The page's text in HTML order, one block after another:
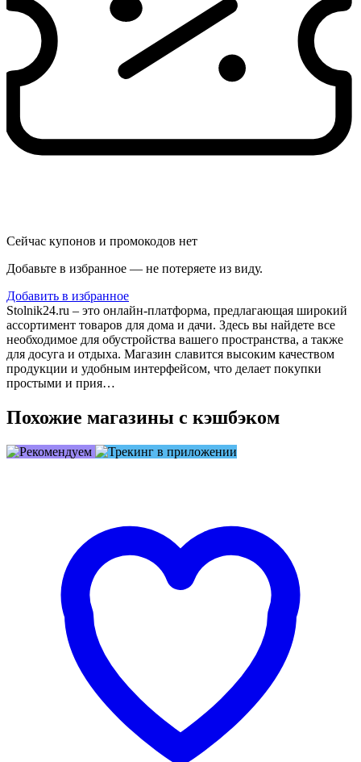
Сейчас купонов и промокодов нет
Добавьте в избранное — не потеряете из виду.
Добавить в избранное
Stolnik24.ru – это онлайн-платформа, предлагающая широкий
ассортимент товаров для дома и дачи. Здесь вы найдете все
необходимое для обустройства вашего пространства, а также
для досуга и отдыха. Магазин славится высоким качеством
продукции и удобным интерфейсом, что делает покупки
простыми и прия…
Похожие магазины с кэшбэком